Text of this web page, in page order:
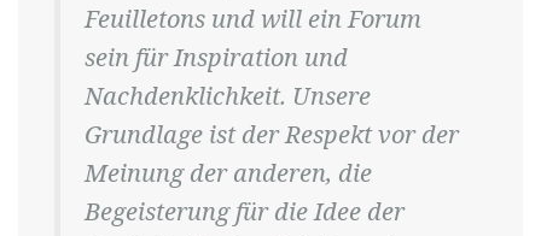
Feuilletons und will ein Forum
sein für Inspiration und
Nachdenklichkeit. Unsere
Grundlage ist der Respekt vor der
Meinung der anderen, die
Begeisterung für die Idee der